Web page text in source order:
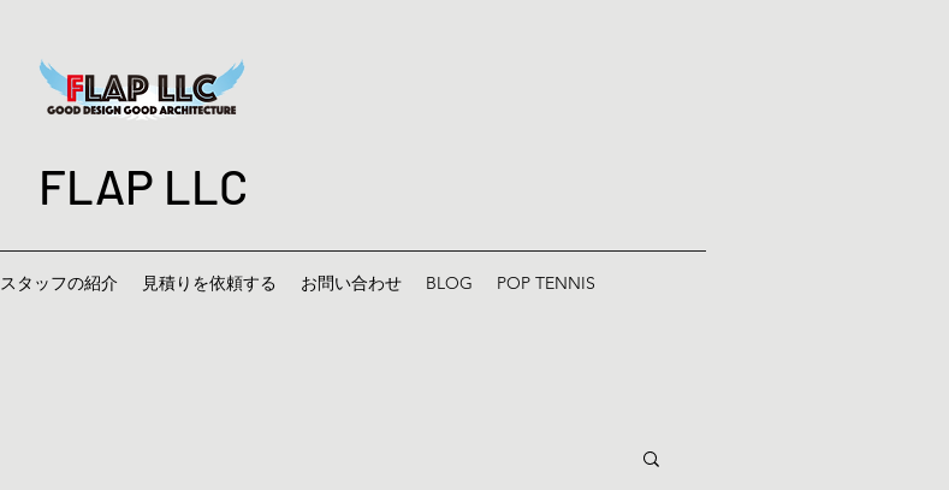
FLAP LLC
スタッフの紹介 見積りを依頼する お問い合わせ BLOG POP TENNIS